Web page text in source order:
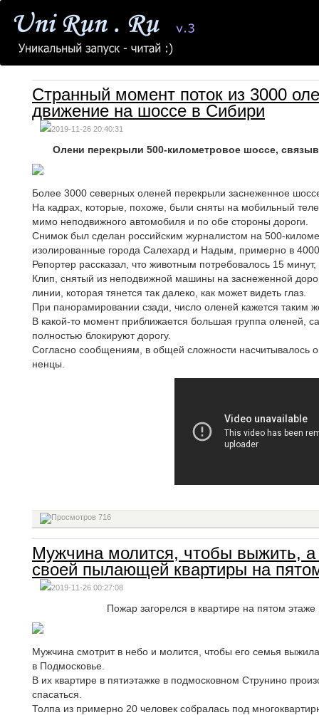
Странный момент поток из 3000
движение на шоссе в Сибири
2019-11-26 20:40:31
Олени перекрыли 500-километровое шоссе,
Более 3000 северных оленей перекрыли заснеженное
На кадрах, которые, похоже, были сняты на мобильный
мимо неподвижного автомобиля и по обе стороны дороги.
Снимок был сделан российским журналистом на 500-
изолированные города Салехард и Надым, примерно в
Репортер рассказал, что животным потребовалось 15
Клип, снятый из неподвижной машины на заснеженной
линии, которая тянется так далеко, как может видеть глаз.
При панорамировании сзади, число оленей кажется таким
В какой-то момент приближается большая группа оленей,
полностью блокируют дорогу.
Согласно сообщениям, в общей сложности насчитывалось
ненцы.
716
Мужчина молится, чтобы выжить, а
своей пылающей квартиры на
2019-11-26 00:27:08
Пожар загорелся в квартире на пятом
Мужчина смотрит в небо и молится, чтобы его семья
в Подмосковье.
В их квартире в пятиэтажке в подмосковном Струнино
спасаться.
Толпа из примерно 20 человек собралась под